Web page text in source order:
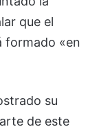
que el
formado «en
su
de este